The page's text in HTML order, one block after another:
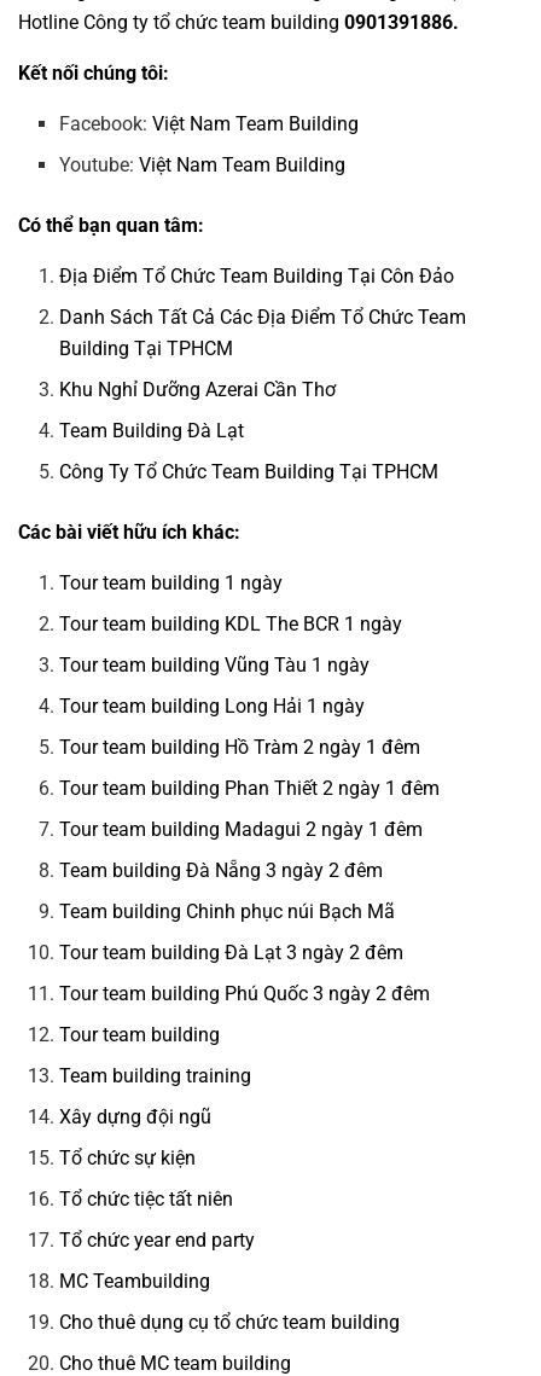
Hotline Công ty tổ chức team building 0901391886.
Kết nối chúng tôi:
Facebook:Việt Nam Team Building
Youtube:Việt Nam Team Building
Có thể bạn quan tâm:
Địa Điểm Tổ Chức Team Building Tại Côn Đảo
Danh Sách Tất Cả Các Địa Điểm Tổ Chức Team
Building Tại TPHCM
Khu Nghỉ Dưỡng Azerai Cần Thơ
Team Building Đà Lạt
Công Ty Tổ Chức Team Building Tại TPHCM
Các bài viết hữu ích khác:
Tour team building 1 ngày
Tour team building KDL The BCR 1 ngày
Tour team building Vũng Tàu 1 ngày
Tour team building Long Hải 1 ngày
Tour team building Hồ Tràm 2 ngày 1 đêm
Tour team building Phan Thiết 2 ngày 1 đêm
Tour team building Madagui 2 ngày 1 đêm
Team building Đà Nẵng 3 ngày 2 đêm
Team building Chinh phục núi Bạch Mã
Tour team building Đà Lạt 3 ngày 2 đêm
Tour team building Phú Quốc 3 ngày 2 đêm
Tour team building
Team building training
Xây dựng đội ngũ
Tổ chức sự kiện
Tổ chức tiệc tất niên
Tổ chức year end party
MC Teambuilding
Cho thuê dụng cụ tổ chức team building
Cho thuê MC team building